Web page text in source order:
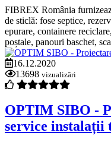
FIBREX România
de sticlă: fose septice,
epurare, containere
poștale, panouri baschet,
16.12.2020
13698 vizualizări
OPTIM SIBO -
service instalații